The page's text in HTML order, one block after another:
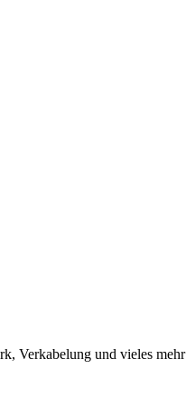
Verkabelung und vieles mehr